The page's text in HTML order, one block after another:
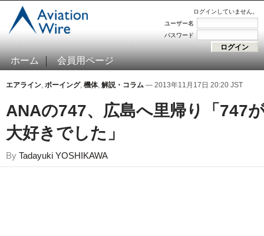
ログインしていません。
ユーザー名
パスワード
ホーム 会員用ページ
エアライン, ボーイング, 機体, 解説・コラム — 2013年11月17日 20:20 JST
ANAの747、広島へ里帰り「747
大好きでした」
By Tadayuki YOSHIKAWA